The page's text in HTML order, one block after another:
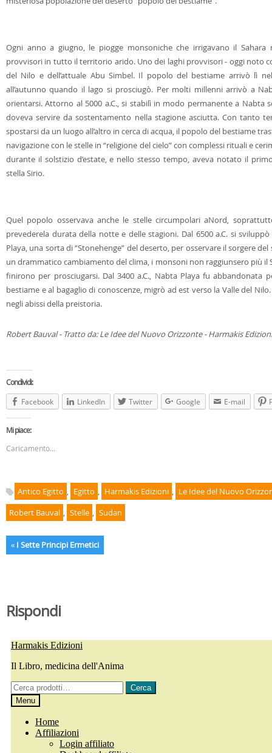
Ogni anno a giugno, le piogge monsoniche che irrigavano il
provvisori in tutto il territorio arido. Uno dei laghi provvisori - oggi noto
del Nilo e dell’attuale Abu Simbel. Il popolo del bestiame arrivò lì
all’autunno quando il lago si prosciugò. Per molti millenni arrivò a
orientarsi. Attorno al 5000 a.C., si stabilì in modo permanente a Nabta
doveva servire da sostentamento nella stagione asciutta. Con tanto
spostarsi da un luogo all’altro in cerca di acqua, il popolo del bestiame
navigazione con le stelle in “religione del cielo” con complessi rituali e
durante il solstizio d’estate, e nello stesso tempo, aveva notato il
stella Sirio.
Quel popolo osservava anche le stelle circumpolari aNord,
prevederela durata della notte e delle stagioni. Dal 6500 a.C. si
Playa, una sorta di “Stonehenge” del deserto, per osservare il sorgere
un drammatico cambiamento del clima, i monsoni non raggiunsero più il
finirono per prosciugarsi. Dal 3400 a.C., Nabta Playa fu abbandonata
bestiame e al bagaglio di conoscenze, migrò ad est verso la Valle del
negli abissi della preistoria.
Robert Bauval - Tratto da: Le Idee del Nuovo Orizzonte - Harmakis Edizioni
Condividi:
Facebook LinkedIn Twitter Google E-mail
Mi piace:
Caricamento...
Antico Egitto , Egitto , Harmakis Edizioni , Le Idee del Nuovo
Robert Bauval , Stelle , Sudan
« I Sette Principi Ermetici
Rispondi